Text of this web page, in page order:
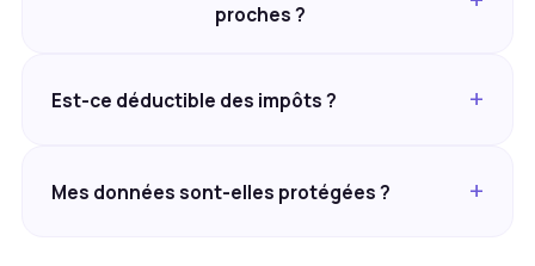
proches ?
Est-ce déductible des impôts ?
Mes données sont-elles protégées ?